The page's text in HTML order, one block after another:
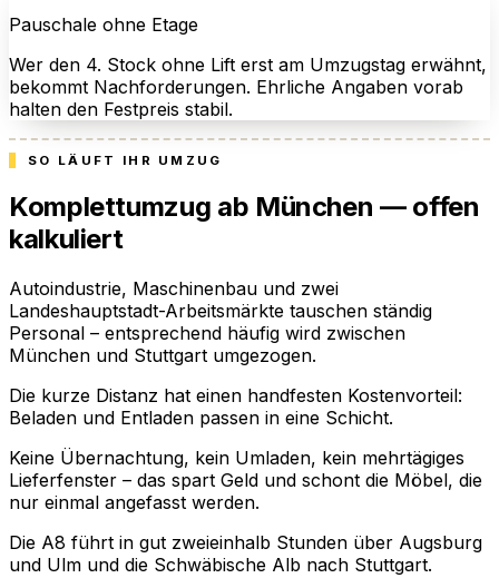
Pauschale ohne Etage
Wer den 4. Stock ohne Lift erst am Umzugstag erwähnt,
bekommt Nachforderungen. Ehrliche Angaben vorab
halten den Festpreis stabil.
SO LÄUFT IHR UMZUG
Komplettumzug ab München — offen
kalkuliert
Autoindustrie, Maschinenbau und zwei
Landeshauptstadt-Arbeitsmärkte tauschen ständig
Personal – entsprechend häufig wird zwischen
München und Stuttgart umgezogen.
Die kurze Distanz hat einen handfesten Kostenvorteil:
Beladen und Entladen passen in eine Schicht.
Keine Übernachtung, kein Umladen, kein mehrtägiges
Lieferfenster – das spart Geld und schont die Möbel, die
nur einmal angefasst werden.
Die A8 führt in gut zweieinhalb Stunden über Augsburg
und Ulm und die Schwäbische Alb nach Stuttgart.